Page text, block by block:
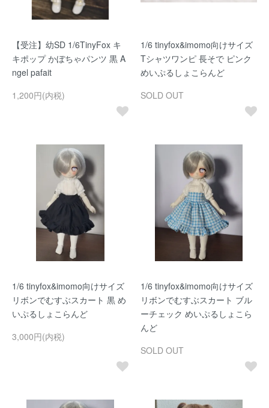
【受注】幼SD 1/6TinyFox キ
キポップ かぼちゃパンツ 黒 A
ngel pafait
1,200円(内税)
1/6 tinyfox&imomo向けサイズ
Tシャツワンピ 長そで ピンク
めいぷるしょこらんど
SOLD OUT
1/6 tinyfox&imomo向けサイズ
リボンでむすぶスカート 黒 め
いぷるしょこらんど
3,000円(内税)
1/6 tinyfox&imomo向けサイズ
リボンでむすぶスカート ブル
ーチェック めいぷるしょこら
んど
SOLD OUT